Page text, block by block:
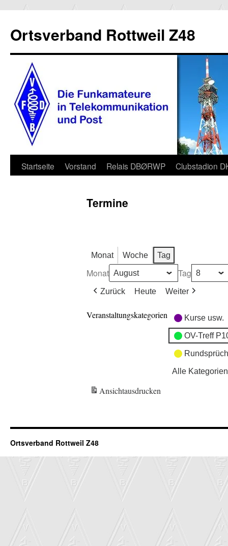
Ortsverband Rottweil Z48
Zum
Startseite Vorstand Relais DBØRWP Clubstadion
Termine
Monat Woche Tag
Monat Tag
Zurück Heute Weiter
Veranstaltungskategorien Kurse usw.
OV-Treff
Alle Kategorien
Ansichtausdrucken
Ortsverband Rottweil Z48